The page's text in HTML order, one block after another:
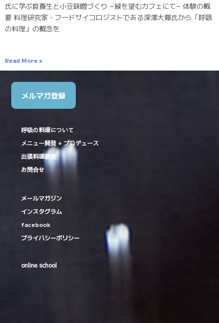
氏に学ぶ食養生と小豆味噌づくり −緑を望むカフェにて− 体験の概
要 料理研究家・フードサイコロジストである深澤大輝氏から「呼吸
の料理」の概念を
Read More »
メルマガ登録
呼吸の料理について
メニュー開発 + プロデュース
出張料理教室
お問合せ
メールマガジン
インスタグラム
facebook
プライバシーポリシー
online school